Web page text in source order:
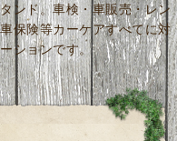
ンド。車検・車販売・レン
保険等カーケアすべてに対
ションです。